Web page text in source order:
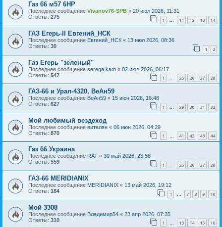
Газ 66 м57 6HP
Последнее сообщение Vivanov76-SPB « 20 июл 2026, 11:31
Ответы: 275 1 … 11 12 13 14
ГАЗ Егерь-II Евгений_НСК
Последнее сообщение Евгений_НСК « 13 июл 2026, 08:36
Ответы: 30 1 2
Газ Егерь "зеленый"
Последнее сообщение serega.kam « 02 июл 2026, 06:17
Ответы: 547 1 25 26 27 28
ГАЗ-66 и Урал-4320, ВеАн59
Последнее сообщение ВеАн59 « 15 июн 2026, 16:48
Ответы: 627 1 … 29 30 31 32
Мой любимый вездеход
Последнее сообщение виталян « 06 июн 2026, 04:29
Ответы: 870 1 41 42 43 44
Газ 66 Украина
Последнее сообщение RAT « 30 май 2026, 23:58
Ответы: 559 1 25 26 27 28
ГАЗ-66 MERIDIANIX
Последнее сообщение MERIDIANIX « 13 май 2026, 19:12
Ответы: 184 1 … 7 8 9 10
Мой 3308
Последнее сообщение Владимир54 « 23 апр 2026, 07:35
Ответы: 310 1 13 14 15 16